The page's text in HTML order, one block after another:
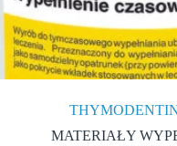
MATERIAŁY